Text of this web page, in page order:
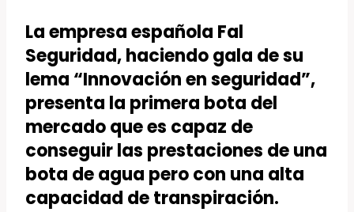
La empresa española Fal
Seguridad, haciendo gala de su
lema “Innovación en seguridad”,
presenta la primera bota del
mercado que es capaz de
conseguir las prestaciones de una
bota de agua pero con una alta
capacidad de transpiración.